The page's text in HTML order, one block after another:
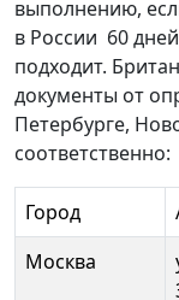
выполнению,
в России 60дней
подходит.
документы от
Петербурге,
соответственно:
Город
Москва